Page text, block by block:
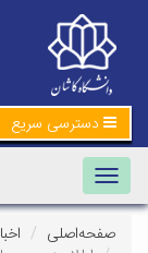
دسترسی سریع
navigation
صفحه‌اصلی